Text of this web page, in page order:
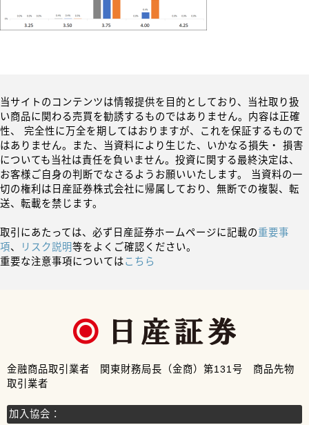
当サイトのコンテンツは情報提供を目的としており、当社取り扱
い商品に関わる売買を勧誘するものではありません。内容は正確
性、 完全性に万全を期してはおりますが、これを保証するもので
はありません。また、当資料により生じた、いかなる損失・ 損害
についても当社は責任を負いません。投資に関する最終決定は、
お客様ご自身の判断でなさるようお願いいたします。 当資料の一
切の権利は日産証券株式会社に帰属しており、無断での複製、転
送、転載を禁じます。
取引にあたっては、必ず日産証券ホームページに記載の重要事
項、 リスク説明等をよくご確認ください。
重要な注意事項についてはこちら
金融商品取引業者 関東財務局長（金商）第131号 商品先物
取引業者
加入協会：